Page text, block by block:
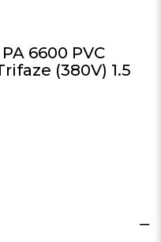
6600 PVC
(380V) 1.5